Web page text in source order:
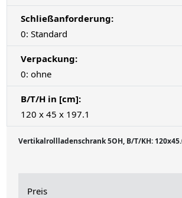
Schließanforderung:
0: Standard
Verpackung:
0: ohne
B/T/H in [cm]:
120 x 45 x 197.1
Vertikalrollladenschrank 5OH, B/T/KH:
Preis